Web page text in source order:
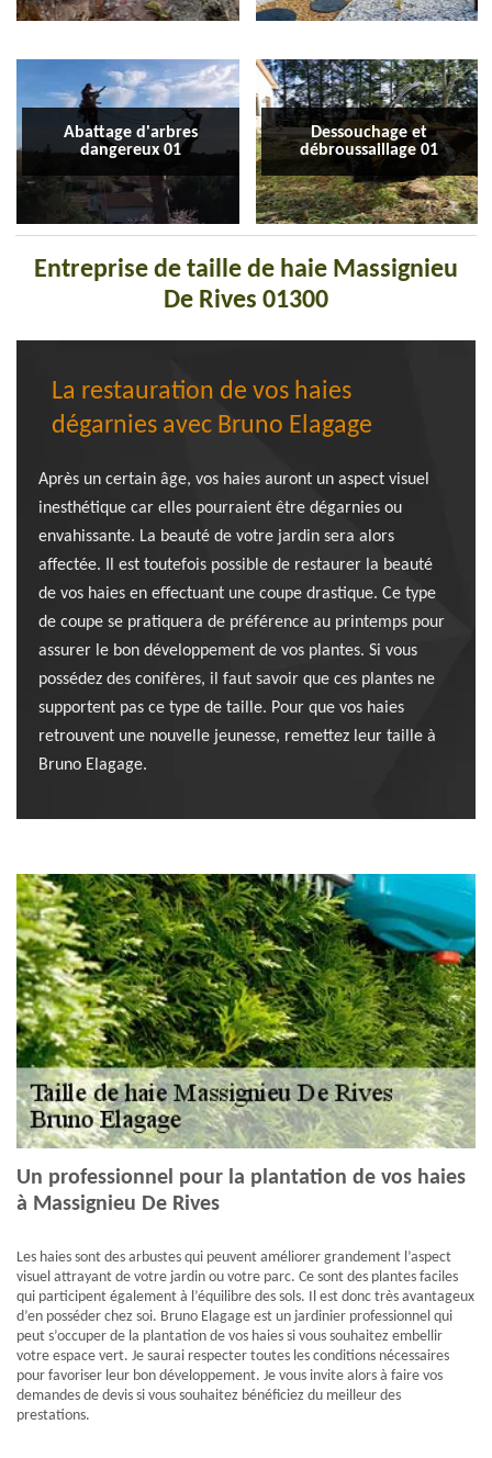
Abattage d'arbres
dangereux 01
Dessouchage et
débroussaillage 01
Entreprise de taille de haie Massignieu
De Rives 01300
La restauration de vos haies
dégarnies avec Bruno Elagage
Après un certain âge, vos haies auront un aspect visuel
inesthétique car elles pourraient être dégarnies ou
envahissante. La beauté de votre jardin sera alors
affectée. Il est toutefois possible de restaurer la beauté
de vos haies en effectuant une coupe drastique. Ce type
de coupe se pratiquera de préférence au printemps pour
assurer le bon développement de vos plantes. Si vous
possédez des conifères, il faut savoir que ces plantes ne
supportent pas ce type de taille. Pour que vos haies
retrouvent une nouvelle jeunesse, remettez leur taille à
Bruno Elagage.
Un professionnel pour la plantation de vos haies
à Massignieu De Rives
Les haies sont des arbustes qui peuvent améliorer grandement l’aspect
visuel attrayant de votre jardin ou votre parc. Ce sont des plantes faciles
qui participent également à l’équilibre des sols. Il est donc très avantageux
d’en posséder chez soi. Bruno Elagage est un jardinier professionnel qui
peut s’occuper de la plantation de vos haies si vous souhaitez embellir
votre espace vert. Je saurai respecter toutes les conditions nécessaires
pour favoriser leur bon développement. Je vous invite alors à faire vos
demandes de devis si vous souhaitez bénéficiez du meilleur des
prestations.